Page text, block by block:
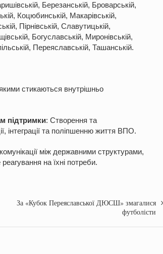
Березанській, Броварській,
Коцюбинській, Макарівській,
Пірнівській, Славутицькій,
Богуславській, Миронівській,
Переяславській, Ташанській.
стикаються внутрішньо
підтримки: Створення та
інтеграції та поліпшенню життя ВПО.
між державними структурами,
на їхні потреби.
За «Кубок Переяславської ДЮСШ» змагалися
футболісти